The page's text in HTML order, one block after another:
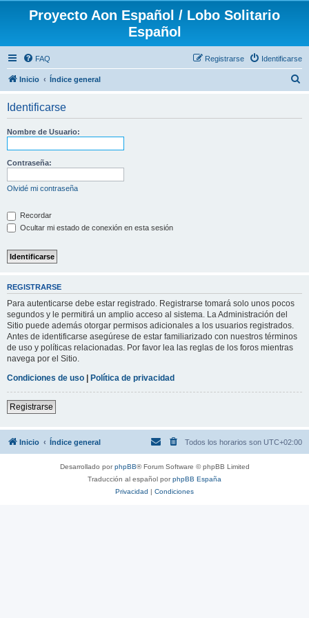
Proyecto Aon Español / Lobo Solitario
Español
FAQ Identificarse
Registrarse
Inicio Índice general
Identificarse
Nombre de Usuario:
Contraseña:
Olvidé mi contraseña
Recordar
Ocultar mi estado de conexión en esta sesión
REGISTRARSE
Para autenticarse debe estar registrado. Registrarse tomará solo unos pocos
segundos y le permitirá un amplio acceso al sistema. La Administración del
Sitio puede además otorgar permisos adicionales a los usuarios registrados.
Antes de identificarse asegúrese de estar familiarizado con nuestros términos
de uso y políticas relacionadas. Por favor lea las reglas de los foros mientras
navega por el Sitio.
Condiciones de uso | Política de privacidad
Registrarse
Inicio Índice general Todos los horarios son UTC+02:00
Desarrollado porphpBB® Forum Software © phpBB Limited
Traducción al español porphpBB España
Privacidad | Condiciones